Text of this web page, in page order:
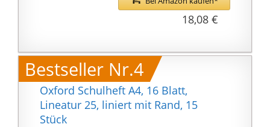
sind
Die Heftetiketten sind
Abgerundete Ecken
verhindern unschöne
Knicke
15er Pack bestehend
aus 15 Schulheften,
18,08 €
Bestseller Nr.4
Oxford Schulheft A4, 16 Blatt,
Lineatur 25, liniert mit Rand, 15
Stück